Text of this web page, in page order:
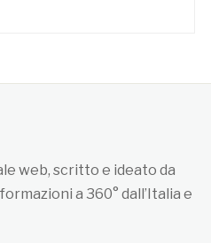
web, scritto e ideato da
a 360° dall’Italia e